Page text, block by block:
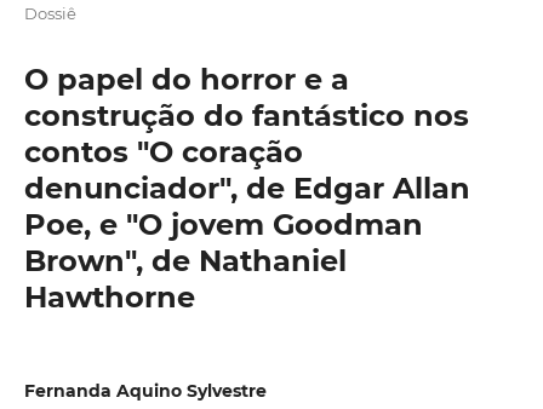
Dossiê
O papel do horror e a
construção do fantástico nos
contos "O coração
denunciador", de Edgar Allan
Poe, e "O jovem Goodman
Brown", de Nathaniel
Hawthorne
Fernanda Aquino Sylvestre